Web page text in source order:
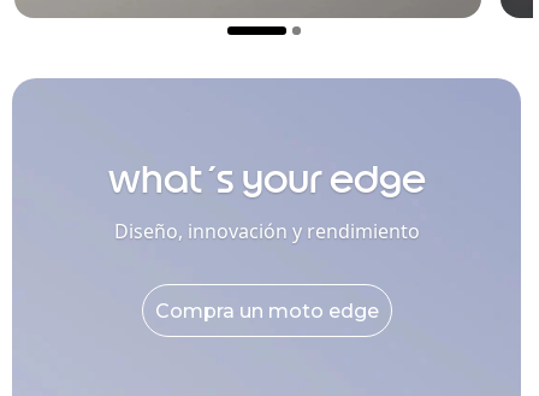
what´s your edge
Diseño, innovación y rendimiento
Compra un moto edge